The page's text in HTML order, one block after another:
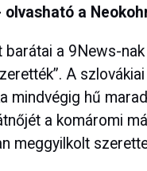
a
barátai a 9News-
A
mindvégig hű
a komáromi
meggyilkolt